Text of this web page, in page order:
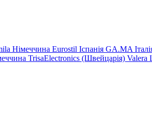
Німеччина Eurostil Іспанія GA.MA
TrisaElectronics (Швейцарія) Valera